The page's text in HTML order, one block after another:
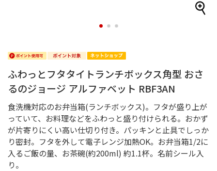
1 2 3
ふわっとフタタイトランチボックス角型 おさ
るのジョージ アルファベット RBF3AN
食洗機対応のお弁当箱(ランチボックス)。フタが盛り上が
っていて、お料理などをふわっと盛り付けられる。おかず
が片寄りにくい高い仕切り付き。パッキンと止具でしっか
り密封。フタを外して電子レンジ加熱OK。お弁当箱1/2に
入るご飯の量、お茶碗(約200ml) 約1.1杯。名前シール入
り。